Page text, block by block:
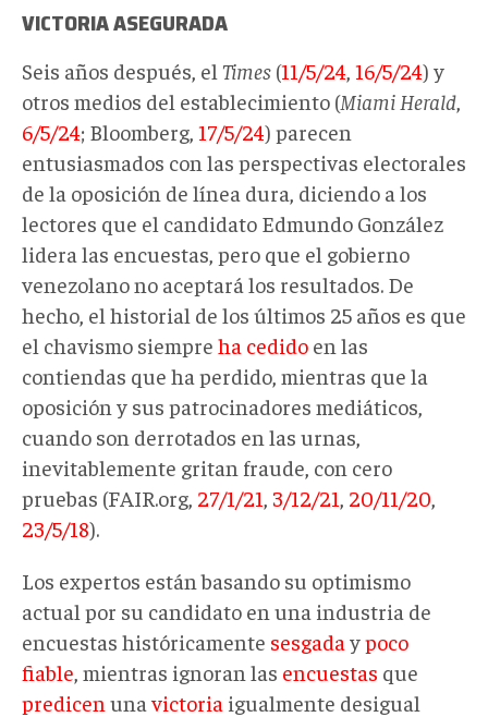
VICTORIA ASEGURADA
Seis años después, el Times (11/5/24 16/5/24) y
otros medios del establecimiento (Miami Herald
6/5/24; Bloomberg, 17/5/24) parecen
entusiasmados con las perspectivas electorales
de la oposición de línea dura, diciendo a los
lectores que el candidato Edmundo González
lidera las encuestas, pero que el gobierno
venezolano no aceptará los resultados. De
hecho, el historial de los últimos 25 años es que
el chavismo siempre ha cedido en las
contiendas que ha perdido, mientras que la
oposición y sus patrocinadores mediáticos,
cuando son derrotados en las urnas,
inevitablemente gritan fraude, con cero
pruebas (FAIR.org, 27/1/21 3/12/21 20/11/20
23/5/18).
Los expertos están basando su optimismo
actual por su candidato en una industria de
encuestas históricamente sesgada ypoco
fiable , mientras ignoran las encuestas que
predicen unavictoria igualmente desigual